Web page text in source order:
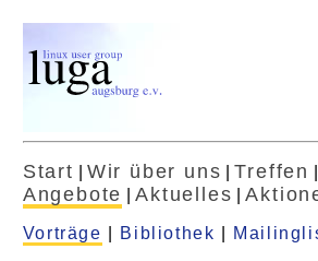
Start Wir über uns |Treffen
Angebote |Aktuelles |
Vorträge Bibliothek